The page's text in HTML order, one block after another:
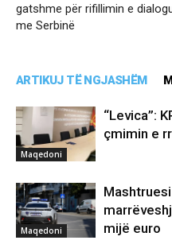
gatshme për rifillimin e
me Serbinë
ARTIKUJ TË NGJASHËM
Maqedoni
“Levica”:
çmimin e
Maqedoni
mijë euro